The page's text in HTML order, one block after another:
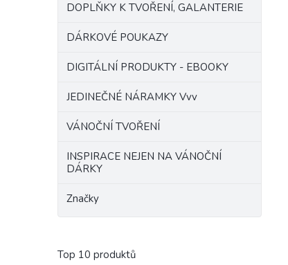
DOPLŇKY K TVOŘENÍ, GALANTERIE
DÁRKOVÉ POUKAZY
DIGITÁLNÍ PRODUKTY - EBOOKY
JEDINEČNÉ NÁRAMKY Vvv
VÁNOČNÍ TVOŘENÍ
INSPIRACE NEJEN NA VÁNOČNÍ
DÁRKY
Značky
Top 10 produktů